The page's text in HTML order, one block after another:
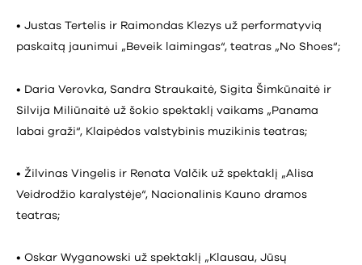
• Justas Tertelis ir Raimondas Klezys už performatyvią
paskaitą jaunimui „Beveik laimingas“, teatras „No Shoes“;
• Daria Verovka, Sandra Straukaitė, Sigita Šimkūnaitė ir
Silvija Miliūnaitė už šokio spektaklį vaikams „Panama
labai graži“, Klaipėdos valstybinis muzikinis teatras;
• Žilvinas Vingelis ir Renata Valčik už spektaklį „Alisa
Veidrodžio karalystėje“, Nacionalinis Kauno dramos
teatras;
• Oskar Wyganowski už spektaklį „Klausau, Jūsų